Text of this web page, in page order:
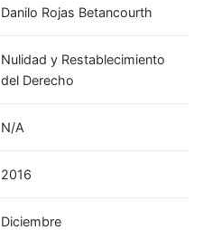
Danilo Rojas Betancourth
Nulidad y Restablecimiento
del Derecho
N/A
2016
Diciembre